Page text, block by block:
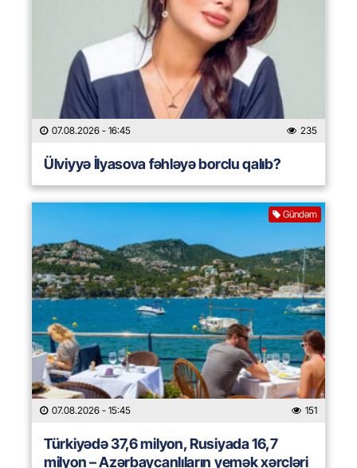
07.08.2026 - 16:45 235
Ülviyyə İlyasova fəhləyə borclu qalıb?
Gündəm
07.08.2026 - 15:45 151
Türkiyədə 37,6 milyon, Rusiyada 16,7
milyon – Azərbaycanlıların yemək xərcləri